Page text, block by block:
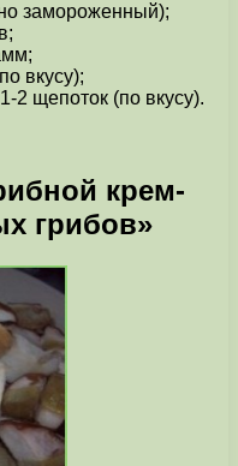
замороженный);
вкусу);
щепоток (по вкусу).
крем-
грибов»